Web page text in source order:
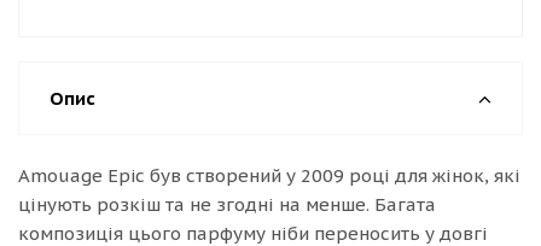
Опис
Amouage Epic був створений у 2009 році для жінок, які
цінують розкіш та не згодні на менше. Багата
композиція цього парфуму ніби переносить у довгі